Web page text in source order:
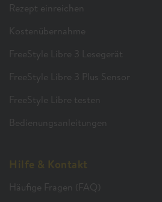
Rezept einreichen
Kostenübernahme
FreeStyle Libre 3 Lesegerät
FreeStyle Libre 3 Plus Sensor
FreeStyle Libre testen
Bedienungsanleitungen
Hilfe & Kontakt
Häufige Fragen (FAQ)